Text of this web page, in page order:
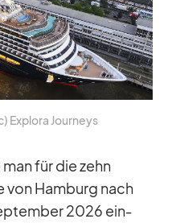
Ex­plora Jour­neys
für die zehn
von Ham­burg nach
2026 ein­